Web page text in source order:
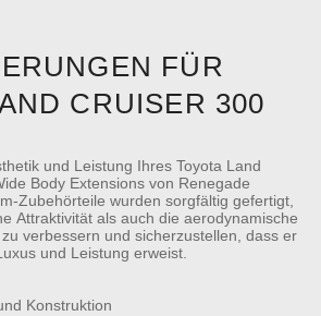
FÜR
CRUISER 300
und Leistung Ihres Toyota Land
Body Extensions von Renegade
Zubehörteile wurden sorgfältig gefertigt,
Attraktivität als auch die aerodynamische
verbessern und sicherzustellen, dass er
und Leistung erweist.
Konstruktion